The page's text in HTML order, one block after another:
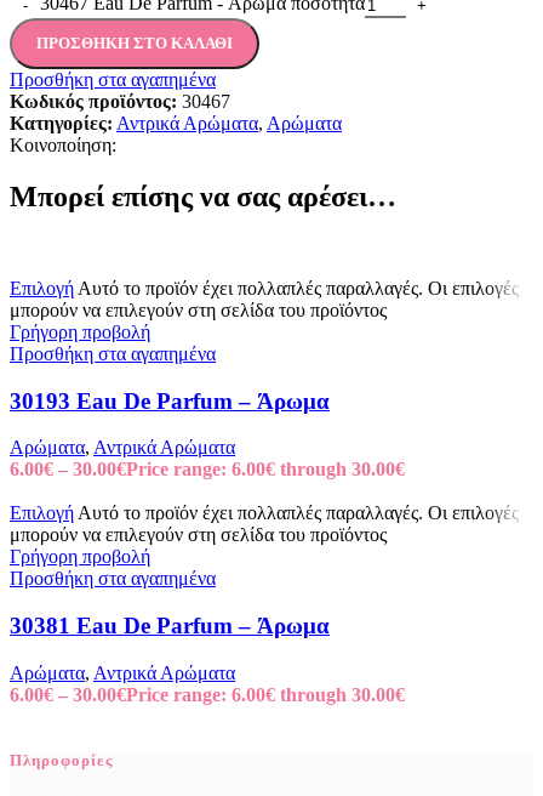
ΠΡΟΣΘΉΚΗ ΣΤΟ ΚΑΛΆΘΙ
Προσθήκη στα αγαπημένα
Κωδικός προϊόντος: 30467
Κατηγορίες: Αντρικά Αρώματα, Αρώματα
Κοινοποίηση:
Μπορεί επίσης να σας αρέσει…
Επιλογή Αυτό το προϊόν έχει πολλαπλές παραλλαγές. Οι επιλογές
μπορούν να επιλεγούν στη σελίδα του προϊόντος
Γρήγορη προβολή
Προσθήκη στα αγαπημένα
30193 Eau De Parfum – Άρωμα
Αρώματα, Αντρικά Αρώματα
6.00€ – 30.00€Price range: 6.00€ through 30.00€
Επιλογή Αυτό το προϊόν έχει πολλαπλές παραλλαγές. Οι επιλογές
μπορούν να επιλεγούν στη σελίδα του προϊόντος
Γρήγορη προβολή
Προσθήκη στα αγαπημένα
30381 Eau De Parfum – Άρωμα
Αρώματα, Αντρικά Αρώματα
6.00€ – 30.00€Price range: 6.00€ through 30.00€
Πληροφορίες